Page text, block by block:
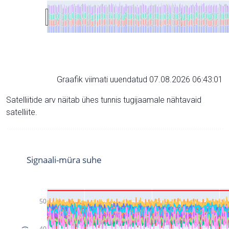
Graafik viimati uuendatud 07.08.2026 06:43:01
Satelliitide arv näitab ühes tunnis tugijaamale nähtavaid
satelliite.
50
Signaali-müra suhe